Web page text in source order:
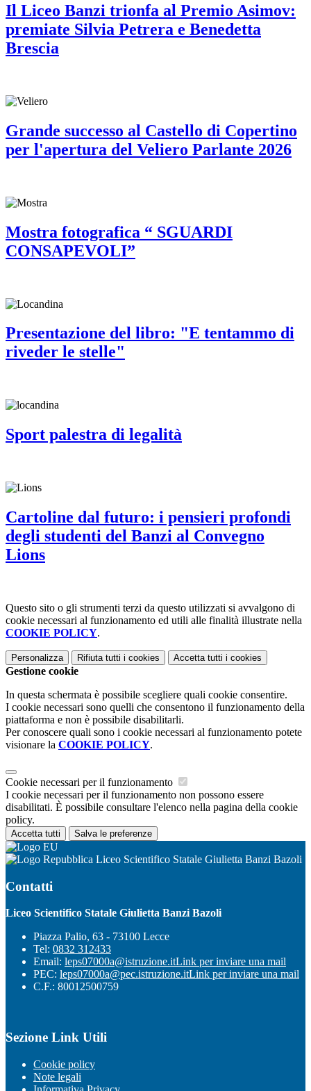
Il Liceo Banzi trionfa al Premio Asimov:
premiate Silvia Petrera e Benedetta
Brescia
Grande successo al Castello di Copertino
per l'apertura del Veliero Parlante 2026
Mostra fotografica “ SGUARDI
CONSAPEVOLI”
Presentazione del libro: "E tentammo di
riveder le stelle"
Sport palestra di legalità
Cartoline dal futuro: i pensieri profondi
degli studenti del Banzi al Convegno
Lions
Questo sito o gli strumenti terzi da questo utilizzati si avvalgono di
cookie necessari al funzionamento ed utili alle finalità illustrate nella
COOKIE POLICY.
Personalizza Rifiuta tutti i cookies Accetta tutti i cookies
Gestione cookie
In questa schermata è possibile scegliere quali cookie consentire.
I cookie necessari sono quelli che consentono il funzionamento della
piattaforma e non è possibile disabilitarli.
Per conoscere quali sono i cookie necessari al funzionamento potete
visionare la COOKIE POLICY.
Cookie necessari per il funzionamento
I cookie necessari per il funzionamento non possono essere
disabilitati. È possibile consultare l'elenco nella pagina della cookie
policy.
Accetta tutti Salva le preferenze
Liceo Scientifico Statale Giulietta Banzi Bazoli
Contatti
Liceo Scientifico Statale Giulietta Banzi Bazoli
Piazza Palio, 63 - 73100 Lecce
Tel: 0832 312433
Email: leps07000a@istruzione.itLink per inviare una mail
PEC: leps07000a@pec.istruzione.itLink per inviare una mail
C.F.: 80012500759
Sezione Link Utili
Cookie policy
Note legali